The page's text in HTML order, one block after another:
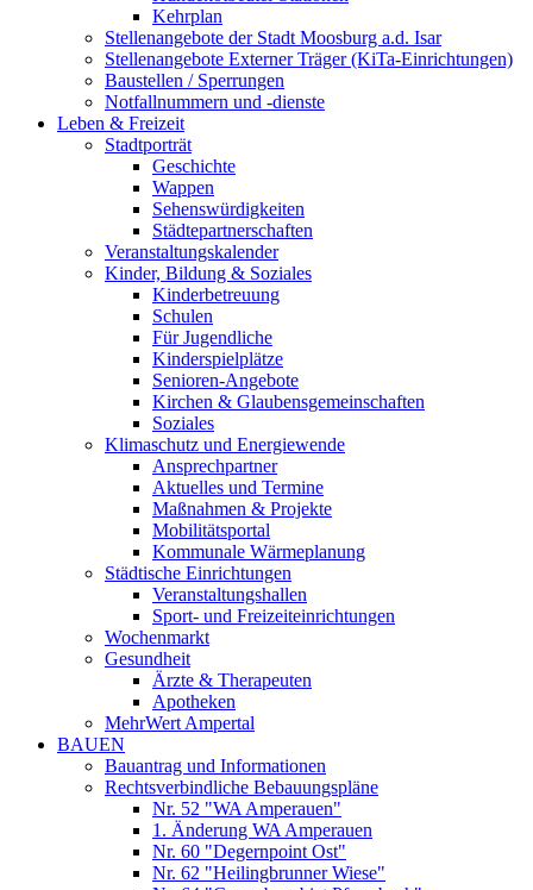
Kehrplan
Stellenangebote der Stadt Moosburg a.d. Isar
Stellenangebote Externer Träger (KiTa-Einrichtungen)
Baustellen / Sperrungen
Notfallnummern und -dienste
Leben & Freizeit
Stadtporträt
Geschichte
Wappen
Sehenswürdigkeiten
Städtepartnerschaften
Veranstaltungskalender
Kinder, Bildung & Soziales
Kinderbetreuung
Schulen
Für Jugendliche
Kinderspielplätze
Senioren-Angebote
Kirchen & Glaubensgemeinschaften
Soziales
Klimaschutz und Energiewende
Ansprechpartner
Aktuelles und Termine
Maßnahmen & Projekte
Mobilitätsportal
Kommunale Wärmeplanung
Städtische Einrichtungen
Veranstaltungshallen
Sport- und Freizeiteinrichtungen
Wochenmarkt
Gesundheit
Ärzte & Therapeuten
Apotheken
MehrWert Ampertal
BAUEN
Bauantrag und Informationen
Rechtsverbindliche Bebauungspläne
Nr. 52 "WA Amperauen"
1. Änderung WA Amperauen
Nr. 60 "Degernpoint Ost"
Nr. 62 "Heilingbrunner Wiese"